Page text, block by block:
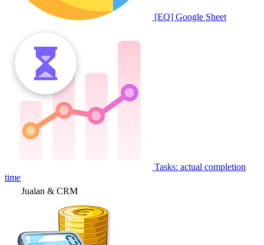
[EQ] Google Sheet
Tasks: actual completion
time
Jualan & CRM